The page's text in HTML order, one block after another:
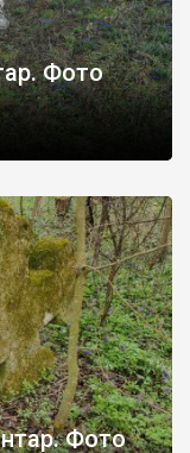
Фото
Фото